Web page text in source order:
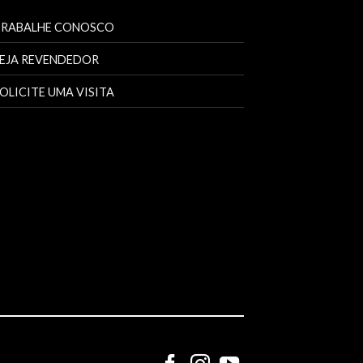
CONOSCO
REVENDEDOR
UMA VISITA